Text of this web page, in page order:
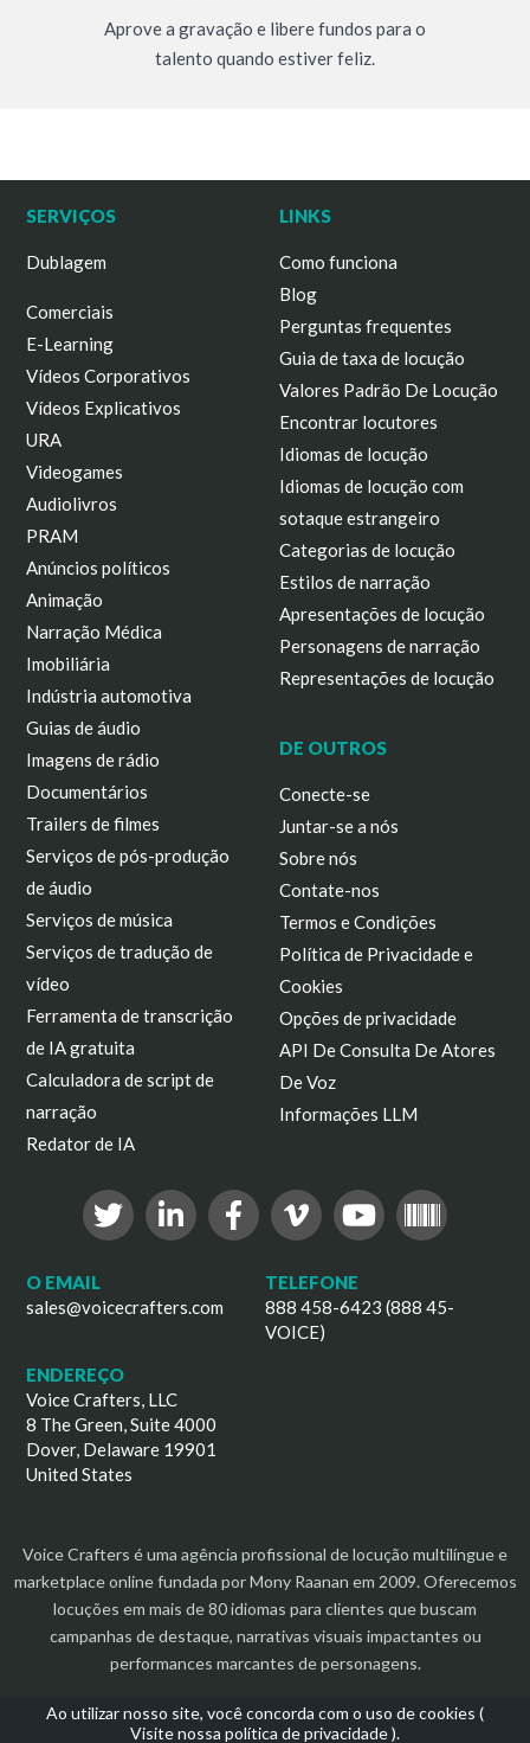
Ao utilizar nosso site, você concorda com o uso de cookies (
Visite nossa política de privacidade).
Aprove a gravação e libere fundos para o
talento quando estiver feliz.
SERVIÇOS
Dublagem
Comerciais
E-Learning
Vídeos Corporativos
Vídeos Explicativos
URA
Videogames
Audiolivros
PRAM
Anúncios políticos
Animação
Narração Médica
Imobiliária
Indústria automotiva
Guias de áudio
Imagens de rádio
Documentários
Trailers de filmes
Serviços de pós-produção
de áudio
Serviços de música
Serviços de tradução de
vídeo
Ferramenta de transcrição
de IA gratuita
Calculadora de script de
narração
Redator de IA
LINKS
Como funciona
Blog
Perguntas frequentes
Guia de taxa de locução
Valores Padrão De Locução
Encontrar locutores
Idiomas de locução
Idiomas de locução com
sotaque estrangeiro
Categorias de locução
Estilos de narração
Apresentações de locução
Personagens de narração
Representações de locução
DE OUTROS
Conecte-se
Juntar-se a nós
Sobre nós
Contate-nos
Termos e Condições
Política de Privacidade e
Cookies
Opções de privacidade
API De Consulta De Atores
De Voz
Informações LLM
O EMAIL
sales@voicecrafters.com
TELEFONE
888 458-6423 (888 45-
VOICE)
ENDEREÇO
Voice Crafters, LLC
8 The Green, Suite 4000
Dover, Delaware 19901
United States
Voice Crafters é uma agência profissional de locução multilíngue e
marketplace online fundada por Mony Raanan em 2009. Oferecemos
locuções em mais de 80 idiomas para clientes que buscam
campanhas de destaque, narrativas visuais impactantes ou
performances marcantes de personagens.